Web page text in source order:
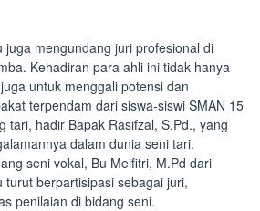
juga mengundang juri profesional di
Kehadiran para ahli ini tidak hanya
untuk menggali potensi dan
terpendam dari siswa-siswi SMAN 15
tari, hadir Bapak Rasifzal, S.Pd., yang
dalam dunia seni tari.
seni vokal, Bu Meifitri, M.Pd dari
turut berpartisipasi sebagai juri,
penilaian di bidang seni.